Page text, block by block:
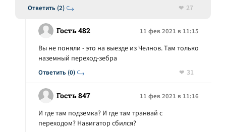
Ответить (2)
27
Гость 482 11 фев 2021 в 11:15
Ответить (0)
Вы не поняли - это на выезде из Челнов. Там только
наземный переход-зебра
31
Гость 847 11 фев 2021 в 11:16
И где там подземка? И где там транвай с
переходом? Навигатор сбился?